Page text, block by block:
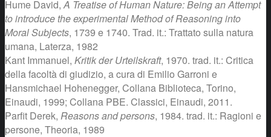
Hume David,A Treatise of Human Nature: Being an Attempt
to introduce the experimental Method of Reasoning into
Moral Subjects, 1739 e 1740. Trad. it.: Trattato sulla natura
umana, Laterza, 1982
Kant Immanuel, Kritik der Urteilskraft, 1970. trad. it.: Critica
della facoltà di giudizio, a cura di Emilio Garroni e
Hansmichael Hohenegger, Collana Biblioteca, Torino,
Einaudi, 1999; Collana PBE. Classici, Einaudi, 2011.
Parfit Derek, Reasons and persons, 1984. trad. it.: Ragioni e
persone, Theoria, 1989